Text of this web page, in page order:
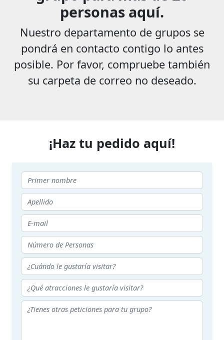
personas aquí.
Nuestro departamento de grupos se
pondrá en contacto contigo lo antes
posible. Por favor, compruebe también
su carpeta de correo no deseado.
¡Haz tu pedido aquí!